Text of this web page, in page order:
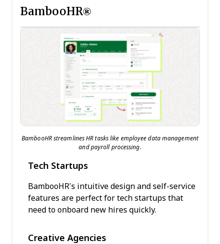
BambooHR®
BambooHR streamlines HR tasks like employee data management
and payroll processing.
Tech Startups
BambooHR’s intuitive design and self-service
features are perfect for tech startups that
need to onboard new hires quickly.
Creative Agencies